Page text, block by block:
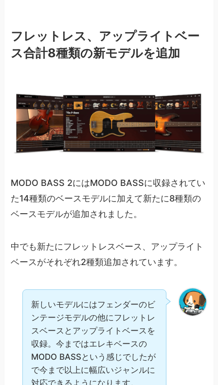
フレットレス、アップライトベー
ス合計8種類の新モデルを追加
MODO BASS 2にはMODO BASSに収録されてい
た14種類のベースモデルに加えて新たに8種類の
ベースモデルが追加されました。
中でも新たにフレットレスベース、アップライト
ベースがそれぞれ2種類追加されています。
新しいモデルにはフェンダーのビ
ンテージモデルの他にフレットレ
スベースとアップライトベースを
収録。今まではエレキベースの
MODO BASSという感じでしたが
で今まで以上に幅広いジャンルに